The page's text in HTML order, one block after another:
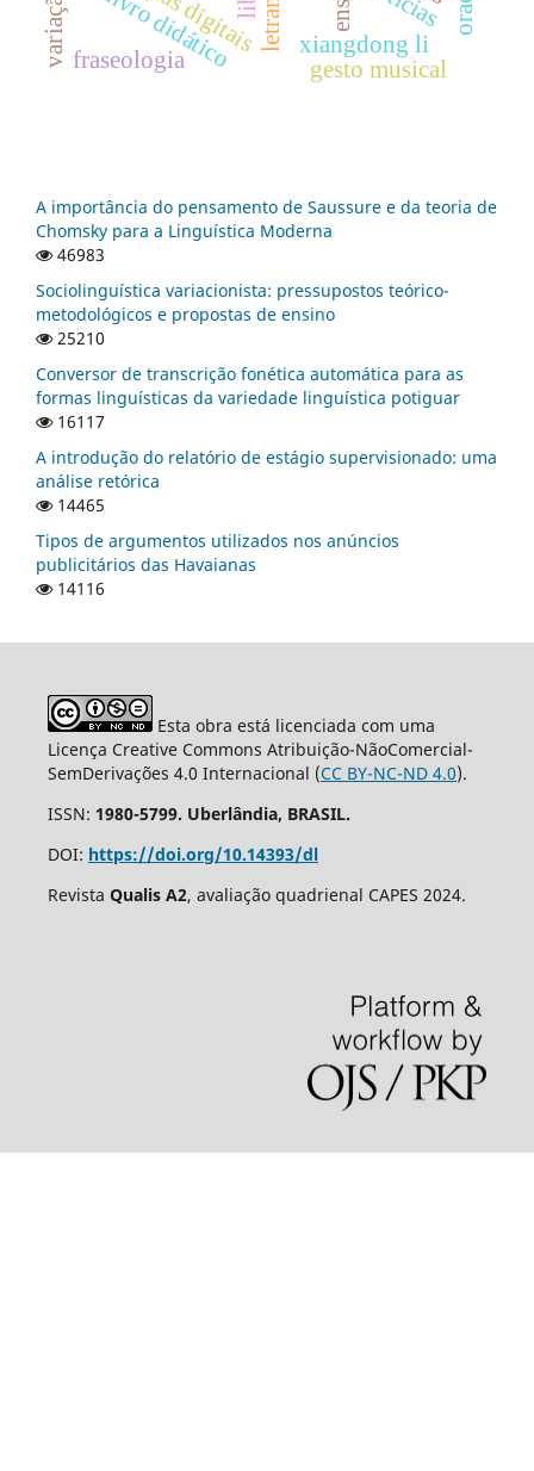
xiangdong li
livro didático gesto musical
fraseologia
A importância do pensamento de Saussure e da teoria de
Chomsky para a Linguística Moderna
46983
Sociolinguística variacionista: pressupostos teórico-
metodológicos e propostas de ensino
25210
Conversor de transcrição fonética automática para as
formas linguísticas da variedade linguística potiguar
16117
A introdução do relatório de estágio supervisionado: uma
análise retórica
14465
Tipos de argumentos utilizados nos anúncios
publicitários das Havaianas
14116
Esta obra está licenciada com uma
Licença Creative Commons Atribuição-NãoComercial-
SemDerivações 4.0 Internacional (CC BY-NC-ND 4.0).
ISSN: 1980-5799. Uberlândia, BRASIL.
DOI: https://doi.org/10.14393/dl
Revista Qualis A2, avaliação quadrienal CAPES 2024.